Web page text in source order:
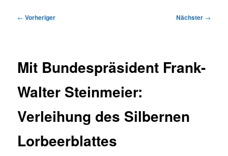
Beitragsnavigation
← Vorheriger Nächster →
Mit Bundespräsident Frank-
Walter Steinmeier:
Verleihung des Silbernen
Lorbeerblattes